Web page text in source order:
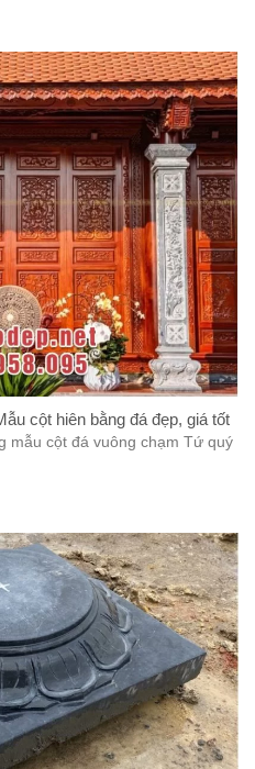
cột hiên bằng đá đẹp, giá tốt
mẫu cột đá vuông chạm Tứ quý